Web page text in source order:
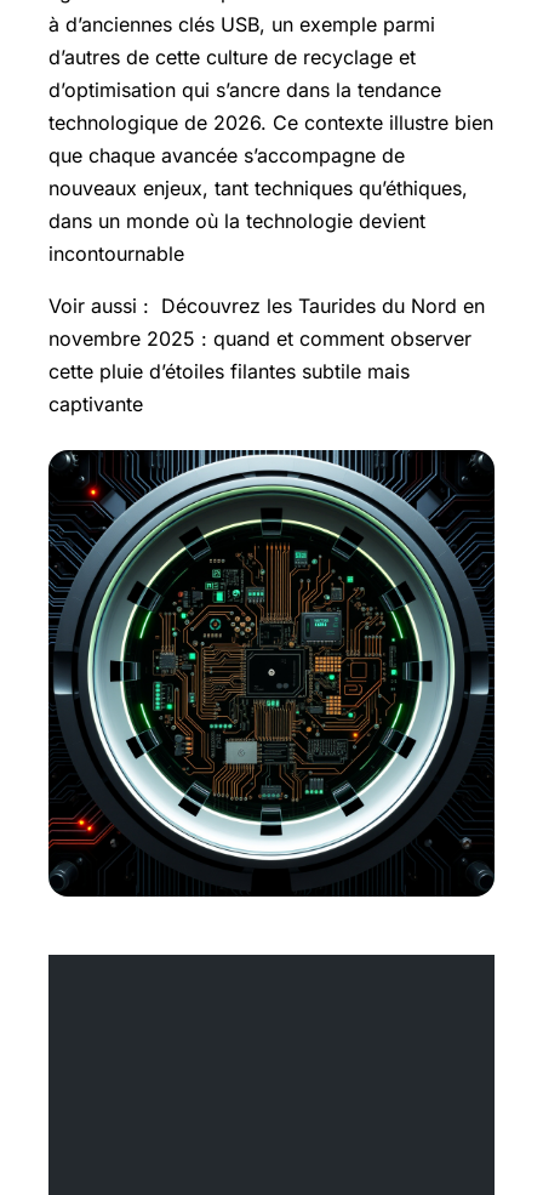
à d’anciennes clés USB, un exemple parmi
d’autres de cette culture de recyclage et
d’optimisation qui s’ancre dans la tendance
technologique de 2026. Ce contexte illustre bien
que chaque avancée s’accompagne de
nouveaux enjeux, tant techniques qu’éthiques,
dans un monde où la technologie devient
incontournable
Voir aussi : Découvrez les Taurides du Nord en
novembre 2025 : quand et comment observer
cette pluie d’étoiles filantes subtile mais
captivante